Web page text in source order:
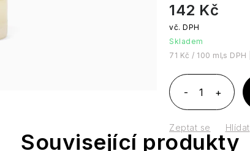
142 Kč
Skladem
Měrná cena:
71 Kč / 100 ml
Zeptat se Hlídat
Související produkty